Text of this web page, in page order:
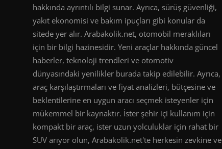
hakkında ayrıntılı bilgi sunar. Ayrıca, sürüş güvenliği,
yakıt ekonomisi ve bakım ipuçları gibi konular da
sitede yer alır. Arabakolik.net, otomobil meraklıları
için bir bilgi hazinesidir. Yeni araçlar hakkında güncel
haberler, teknoloji trendleri ve otomotiv
dünyasındaki yenilikler burada takip edilebilir. Ayrıca,
araç karşılaştırmaları ve fiyat analizleri, bütçesine ve
beklentilerine en uygun aracı seçmek isteyenler için
mükemmel bir kaynaktır. İster şehir içi kullanım için
kompakt bir araç, ister uzun yolculuklar için rahat bir
SUV arıyor olun, Arabakolik.net'te herkesin zevkine ve